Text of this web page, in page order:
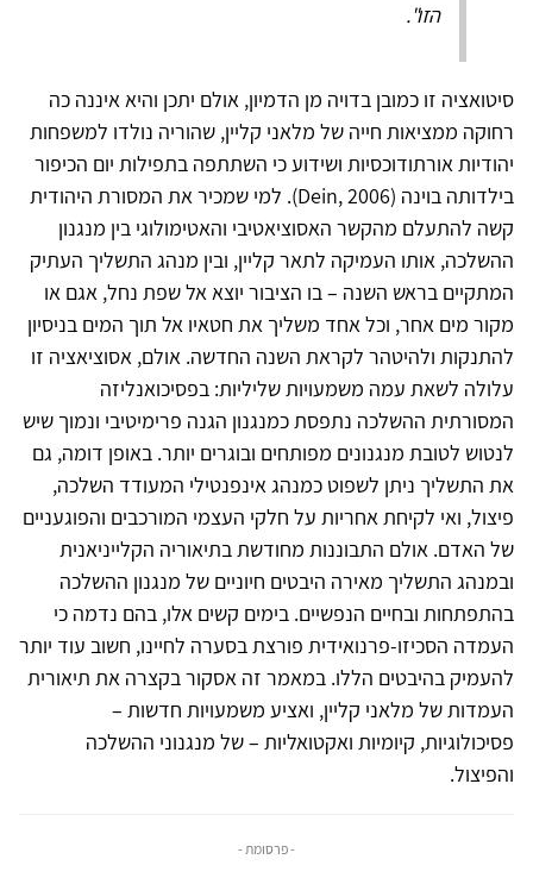
הזו".
סיטואציה זו כמובן בדויה מן הדמיון, אולם יתכן והיא איננה כה
רחוקה ממציאות חייה של מלאני קליין, שהוריה נולדו למשפחות
יהודיות אורתודוכסיות ושידוע כי השתתפה בתפילות יום הכיפור
בילדותה בוינה (Dein, 2006). למי שמכיר את המסורת היהודית
קשה להתעלם מהקשר האסוציאטיבי והאטימולוגי בין מנגנון
ההשלכה, אותו העמיקה לתאר קליין, ובין מנהג התשליך העתיק
המתקיים בראש השנה – בו הציבור יוצא אל שפת נחל, אגם או
מקור מים אחר, וכל אחד משליך את חטאיו אל תוך המים בניסיון
להתנקות ולהיטהר לקראת השנה החדשה. אולם, אסוציאציה זו
עלולה לשאת עמה משמעויות שליליות: בפסיכואנליזה
המסורתית ההשלכה נתפסת כמנגנון הגנה פרימיטיבי ונמוך שיש
לנטוש לטובת מנגנונים מפותחים ובוגרים יותר. באופן דומה, גם
את התשליך ניתן לשפוט כמנהג אינפנטילי המעודד השלכה,
פיצול, ואי לקיחת אחריות על חלקי העצמי המורכבים והפוגעניים
של האדם. אולם התבוננות מחודשת בתיאוריה הקלייניאנית
ובמנהג התשליך מאירה היבטים חיוניים של מנגנון ההשלכה
בהתפתחות ובחיים הנפשיים. בימים קשים אלו, בהם נדמה כי
העמדה הסכיזו-פרנואידית פורצת בסערה לחיינו, חשוב עוד יותר
להעמיק בהיבטים הללו. במאמר זה אסקור בקצרה את תיאורית
העמדות של מלאני קליין, ואציע משמעויות חדשות –
פסיכולוגיות, קיומיות ואקטואליות – של מנגנוני ההשלכה
והפיצול.
- פרסומת -